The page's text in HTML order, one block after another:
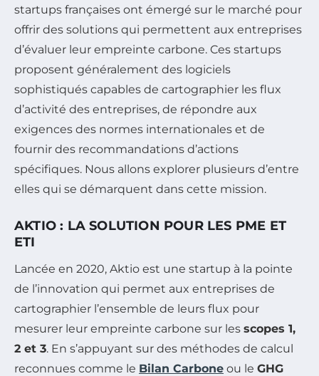
startups françaises ont émergé sur le marché pour
offrir des solutions qui permettent aux entreprises
d’évaluer leur empreinte carbone. Ces startups
proposent généralement des logiciels
sophistiqués capables de cartographier les flux
d’activité des entreprises, de répondre aux
exigences des normes internationales et de
fournir des recommandations d’actions
spécifiques. Nous allons explorer plusieurs d’entre
elles qui se démarquent dans cette mission.
AKTIO : LA SOLUTION POUR LES PME ET
ETI
Lancée en 2020, Aktio est une startup à la pointe
de l’innovation qui permet aux entreprises de
cartographier l’ensemble de leurs flux pour
mesurer leur empreinte carbone sur les scopes 1,
2 et 3. En s’appuyant sur des méthodes de calcul
reconnues comme le Bilan Carbone ou le GHG